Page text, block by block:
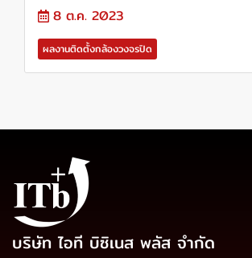
8 ต.ค. 2023
ผลงานติดตั้งกล้องวงจรปิด
บริษัท ไอที บิซิเนส พลัส จำกัด